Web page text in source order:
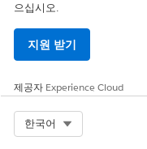
으십시오.
지원 받기
제공자 Experience Cloud
한국어